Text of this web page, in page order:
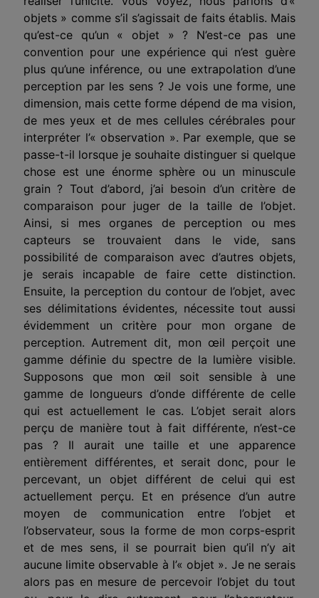
objets » comme s’il s’agissait de faits établis. Mais
qu’est-ce qu’un « objet » ? N’est-ce pas une
convention pour une expérience qui n’est guère
plus qu’une inférence, ou une extrapolation d’une
perception par les sens ? Je vois une forme, une
dimension, mais cette forme dépend de ma vision,
de mes yeux et de mes cellules cérébrales pour
interpréter l’« observation ». Par exemple, que se
passe-t-il lorsque je souhaite distinguer si quelque
chose est une énorme sphère ou un minuscule
grain ? Tout d’abord, j’ai besoin d’un critère de
comparaison pour juger de la taille de l’objet.
Ainsi, si mes organes de perception ou mes
capteurs se trouvaient dans le vide, sans
possibilité de comparaison avec d’autres objets,
je serais incapable de faire cette distinction.
Ensuite, la perception du contour de l’objet, avec
ses délimitations évidentes, nécessite tout aussi
évidemment un critère pour mon organe de
perception. Autrement dit, mon œil perçoit une
gamme définie du spectre de la lumière visible.
Supposons que mon œil soit sensible à une
gamme de longueurs d’onde différente de celle
qui est actuellement le cas. L’objet serait alors
perçu de manière tout à fait différente, n’est-ce
pas ? Il aurait une taille et une apparence
entièrement différentes, et serait donc, pour le
percevant, un objet différent de celui qui est
actuellement perçu. Et en présence d’un autre
moyen de communication entre l’objet et
l’observateur, sous la forme de mon corps-esprit
et de mes sens, il se pourrait bien qu’il n’y ait
aucune limite observable à l’« objet ». Je ne serais
alors pas en mesure de percevoir l’objet du tout